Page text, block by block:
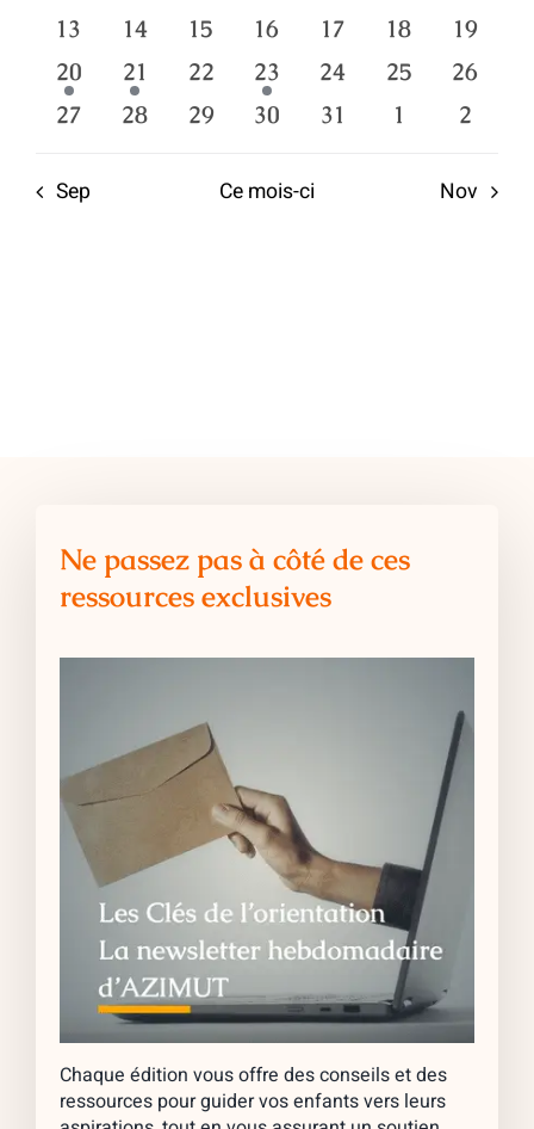
évènementsévènementsévènementsévènementsévènementsévènements
0
évènements
13
0
évènements
14
0
évènements
15
0
évènements
16
0
évènements
17
0
évènements
18
0
19
1
évènement
20
1
évènement
21
0
évènements
22
1
évènement
23
0
évènements
24
0
évènements
25
0
26
0
27
0
28
0
29
0
30
0
31
0
1
0
2
Sep Ce mois-ci Nov
Ne passez pas à côté de ces
ressources exclusives
Chaque édition vous offre des conseils et des
ressources pour guider vos enfants vers leurs